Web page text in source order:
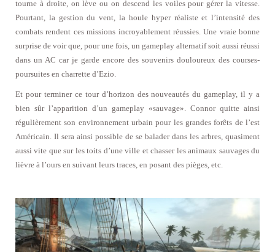
tourne à droite, on lève ou on descend les voiles pour gérer la vitesse.
Pourtant, la gestion du vent, la houle hyper réaliste et l’intensité des
combats rendent ces missions incroyablement réussies. Une vraie bonne
surprise de voir que, pour une fois, un gameplay alternatif soit aussi réussi
dans un AC car je garde encore des souvenirs douloureux des courses-
poursuites en charrette d’Ezio.
Et pour terminer ce tour d’horizon des nouveautés du gameplay, il y a
bien sûr l’apparition d’un gameplay «sauvage». Connor quitte ainsi
régulièrement son environnement urbain pour les grandes forêts de l’est
Américain. Il sera ainsi possible de se balader dans les arbres, quasiment
aussi vite que sur les toits d’une ville et chasser les animaux sauvages du
lièvre à l’ours en suivant leurs traces, en posant des pièges, etc.